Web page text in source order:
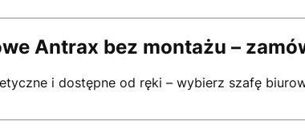
Antrax bez montażu –
i dostępne od ręki – wybierz szafę